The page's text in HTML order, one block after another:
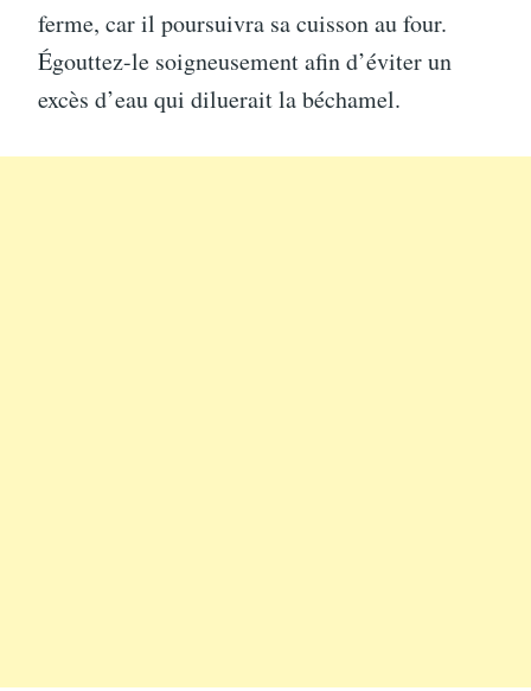
ferme, car il poursuivra sa cuisson au four.
Égouttez-le soigneusement afin d’éviter un
excès d’eau qui diluerait la béchamel.